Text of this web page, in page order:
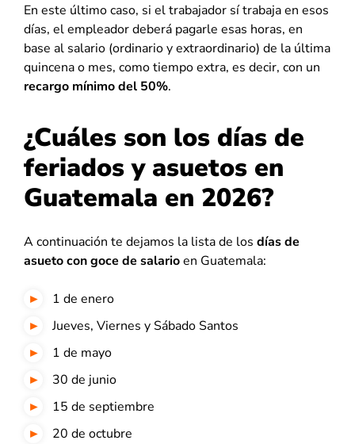
En este último caso, si el trabajador sí trabaja en esos
días, el empleador deberá pagarle esas horas, en
base al salario (ordinario y extraordinario) de la última
quincena o mes, como tiempo extra, es decir, con un
recargo mínimo del 50%.
¿Cuáles son los días de
feriados y asuetos en
Guatemala en 2026?
A continuación te dejamos la lista de los días de
asueto con goce de salarioen Guatemala:
1 de enero
Jueves, Viernes y Sábado Santos
1 de mayo
30 de junio
15 de septiembre
20 de octubre